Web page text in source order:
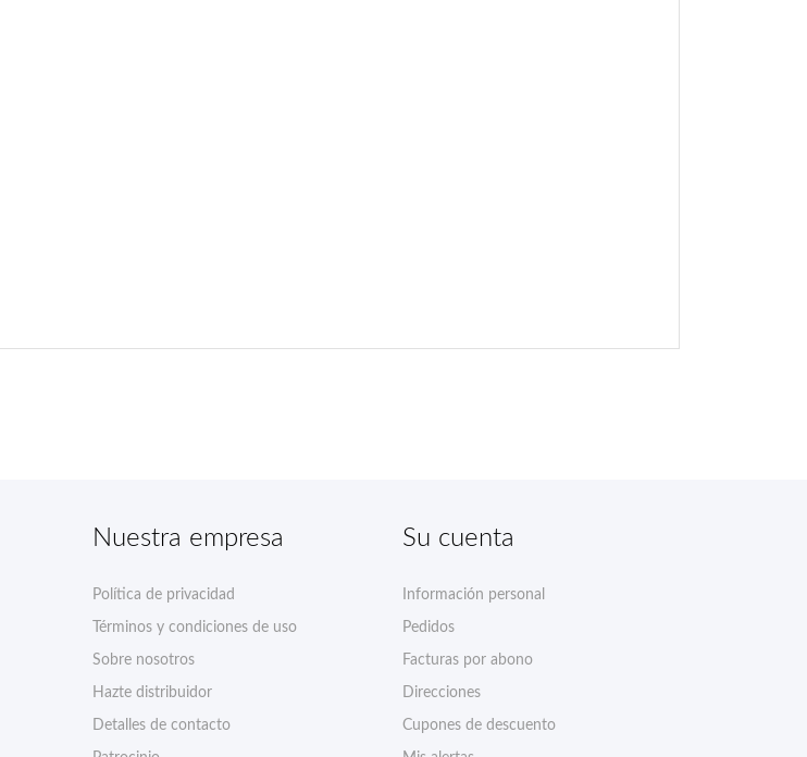
Nuestra empresa
Política de privacidad
Términos y condiciones de uso
Sobre nosotros
Hazte distribuidor
Detalles de contacto
Su cuenta
Información personal
Pedidos
Facturas por abono
Direcciones
Cupones de descuento